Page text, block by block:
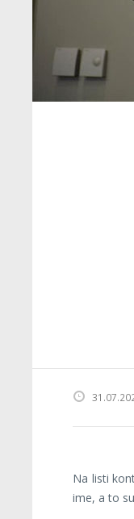
Na listi
ime, a to